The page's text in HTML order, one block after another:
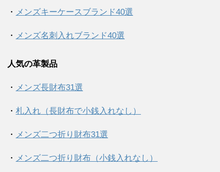
・ メンズキーケースブランド40選
・ メンズ名刺入れブランド40選
人気の革製品
・ メンズ長財布31選
・ 札入れ（長財布で小銭入れなし）
・ メンズ二つ折り財布31選
・ メンズ二つ折り財布（小銭入れなし）